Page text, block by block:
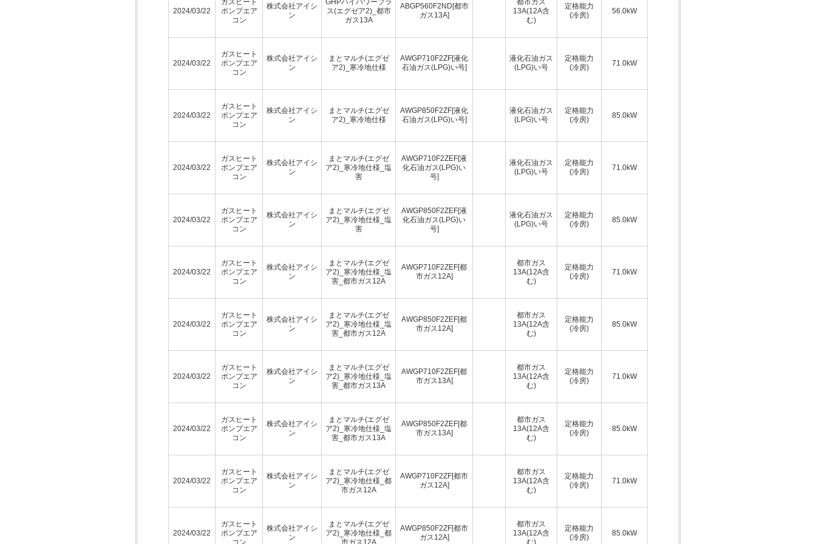
2024/03/22
ポンプエア
コン
株式会社アイシ
ン
ス(エグゼア2)_都市
ガス13A
ABGP560F2ND[都市
ガス13A]
13A(12A含
む)
定格能力
(冷房)
56.0kW
2024/03/22
ガスヒート
ポンプエア
コン
株式会社アイシ
ン
まとマルチ(エグゼ
ア2)_寒冷地仕様
AWGP710F2ZF[液化
石油ガス(LPG)い号]
液化石油ガス
(LPG)い号
定格能力
(冷房)
71.0kW
2024/03/22
ガスヒート
ポンプエア
コン
株式会社アイシ
ン
まとマルチ(エグゼ
ア2)_寒冷地仕様
AWGP850F2ZF[液化
石油ガス(LPG)い号]
液化石油ガス
(LPG)い号
定格能力
(冷房)
85.0kW
2024/03/22
ガスヒート
ポンプエア
コン
株式会社アイシ
ン
まとマルチ(エグゼ
ア2)_寒冷地仕様_塩
害
AWGP710F2ZEF[液
化石油ガス(LPG)い
号]
液化石油ガス
(LPG)い号
定格能力
(冷房)
71.0kW
2024/03/22
ガスヒート
ポンプエア
コン
株式会社アイシ
ン
まとマルチ(エグゼ
ア2)_寒冷地仕様_塩
害
AWGP850F2ZEF[液
化石油ガス(LPG)い
号]
液化石油ガス
(LPG)い号
定格能力
(冷房)
85.0kW
2024/03/22
ガスヒート
ポンプエア
コン
株式会社アイシ
ン
まとマルチ(エグゼ
ア2)_寒冷地仕様_塩
害_都市ガス12A
AWGP710F2ZEF[都
市ガス12A]
都市ガス
13A(12A含
む)
定格能力
(冷房)
71.0kW
2024/03/22
ガスヒート
ポンプエア
コン
株式会社アイシ
ン
まとマルチ(エグゼ
ア2)_寒冷地仕様_塩
害_都市ガス12A
AWGP850F2ZEF[都
市ガス12A]
都市ガス
13A(12A含
む)
定格能力
(冷房)
85.0kW
2024/03/22
ガスヒート
ポンプエア
コン
株式会社アイシ
ン
まとマルチ(エグゼ
ア2)_寒冷地仕様_塩
害_都市ガス13A
AWGP710F2ZEF[都
市ガス13A]
都市ガス
13A(12A含
む)
定格能力
(冷房)
71.0kW
2024/03/22
ガスヒート
ポンプエア
コン
株式会社アイシ
ン
まとマルチ(エグゼ
ア2)_寒冷地仕様_塩
害_都市ガス13A
AWGP850F2ZEF[都
市ガス13A]
都市ガス
13A(12A含
む)
定格能力
(冷房)
85.0kW
2024/03/22
ガスヒート
ポンプエア
コン
株式会社アイシ
ン
まとマルチ(エグゼ
ア2)_寒冷地仕様_都
市ガス12A
AWGP710F2ZF[都市
ガス12A]
都市ガス
13A(12A含
む)
定格能力
(冷房)
71.0kW
2024/03/22
ガスヒート
ポンプエア
コン
株式会社アイシ
ン
まとマルチ(エグゼ
ア2)_寒冷地仕様_都
市ガス12A
AWGP850F2ZF[都市
ガス12A]
都市ガス
13A(12A含
む)
定格能力
(冷房)
85.0kW